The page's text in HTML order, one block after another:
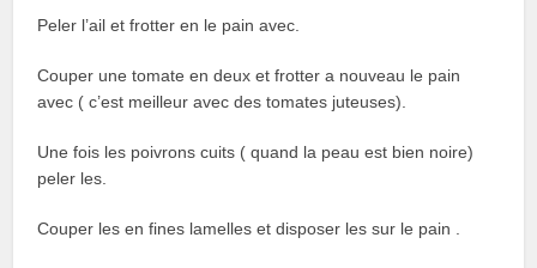
Peler l’ail et frotter en le pain avec.
Couper une tomate en deux et frotter a nouveau le pain
avec ( c’est meilleur avec des tomates juteuses).
Une fois les poivrons cuits ( quand la peau est bien noire)
peler les.
Couper les en fines lamelles et disposer les sur le pain .